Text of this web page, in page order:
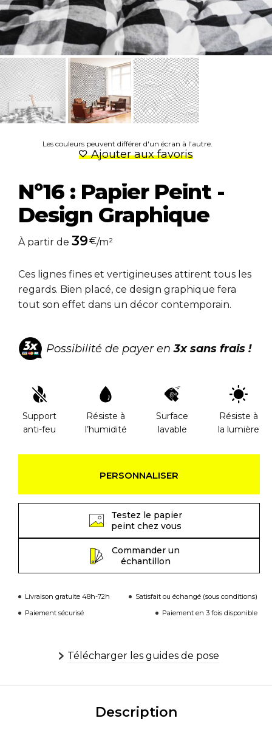
Les couleurs peuvent différer d'un écran à l'autre.
Ajouter aux favoris
Nº16 : Papier Peint -
Design Graphique
À partir de 39€/m²
Ces lignes fines et vertigineuses attirent tous les
regards. Bien placé, ce design graphique fera
tout son effet dans un décor contemporain.
Possibilité de payer en3x sans frais !
Support
anti-feu
Résiste à
l’humidité
Surface
lavable
Résiste à
la lumière
PERSONNALISER
Testez le papier
peint chez vous
Commander un
échantillon
Livraison gratuite 48h-72h
Satisfait ou échangé (sous conditions)
Paiement sécurisé
Paiement en 3 fois disponible
Télécharger les guides de pose
Description